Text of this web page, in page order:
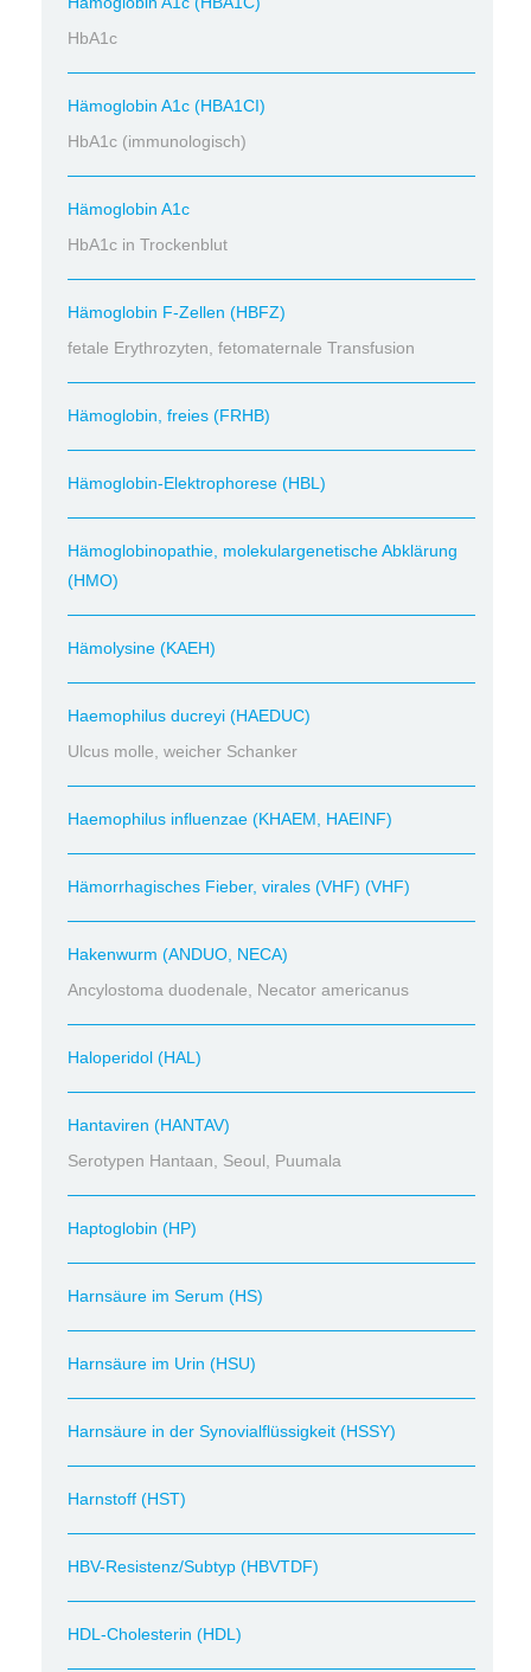
HbA1c
Hämoglobin A1c (HBA1CI)
HbA1c (immunologisch)
Hämoglobin A1c
HbA1c in Trockenblut
Hämoglobin F-Zellen (HBFZ)
fetale Erythrozyten, fetomaternale Transfusion
Hämoglobin, freies (FRHB)
Hämoglobin-Elektrophorese (HBL)
Hämoglobinopathie, molekulargenetische Abklärung
(HMO)
Hämolysine (KAEH)
Haemophilus ducreyi (HAEDUC)
Ulcus molle, weicher Schanker
Haemophilus influenzae (KHAEM, HAEINF)
Hämorrhagisches Fieber, virales (VHF) (VHF)
Hakenwurm (ANDUO, NECA)
Ancylostoma duodenale, Necator americanus
Haloperidol (HAL)
Hantaviren (HANTAV)
Serotypen Hantaan, Seoul, Puumala
Haptoglobin (HP)
Harnsäure im Serum (HS)
Harnsäure im Urin (HSU)
Harnsäure in der Synovialflüssigkeit (HSSY)
Harnstoff (HST)
HBV-Resistenz/Subtyp (HBVTDF)
HDL-Cholesterin (HDL)